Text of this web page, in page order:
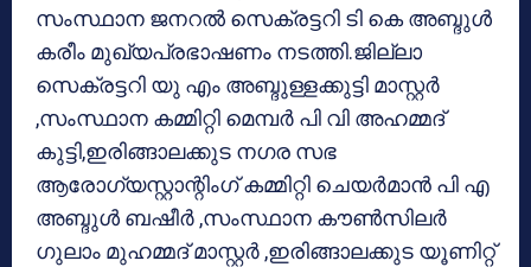
സംസ്ഥാന ജനറല്‍ സെക്രട്ടറി ടി കെ അബ്ദുള്‍
കരീം മുഖ്യപ്രഭാഷണം നടത്തി.ജില്ലാ
സെക്രട്ടറി യു എം അബ്ദുള്ളക്കുട്ടി മാസ്റ്റര്‍
,സംസ്ഥാന കമ്മിറ്റി മെമ്പര്‍ പി വി അഹമ്മദ്
കുട്ടി,ഇരിങ്ങാലക്കുട നഗര സഭ
ആരോഗ്യസ്റ്റാന്റിംഗ് കമ്മിറ്റി ചെയര്‍മാന്‍ പി എ
അബ്ദുള്‍ ബഷീര്‍ ,സംസ്ഥാന കൗണ്‍സിലര്‍
ഗുലാം മുഹമ്മദ് മാസ്റ്റര്‍ ,ഇരിങ്ങാലക്കുട യൂണിറ്റ്